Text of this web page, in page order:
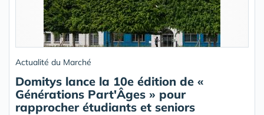
Actualité du Marché
Domitys lance la 10e édition de «
Générations Part'Âges » pour
rapprocher étudiants et seniors